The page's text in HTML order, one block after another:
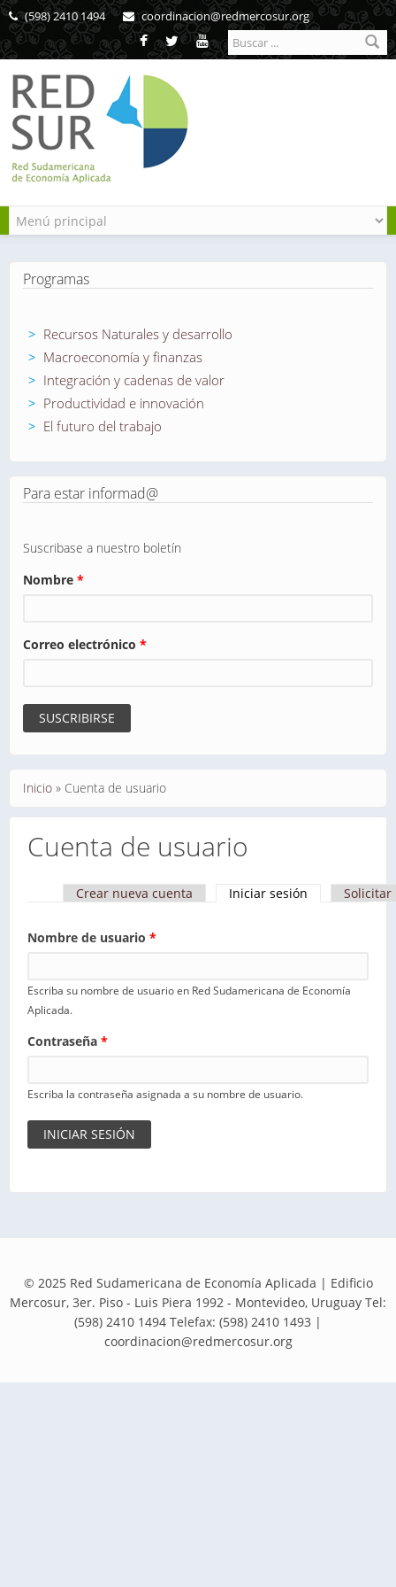
Pasar al contenido principal
(598) 2410 1494 coordinacion@redmercosur.org
Formulario de
búsqueda
Programas
Recursos Naturales y desarrollo
Macroeconomía y finanzas
Integración y cadenas de valor
Productividad e innovación
El futuro del trabajo
Para estar informad@
Suscribase a nuestro boletín
Nombre *
Correo electrónico *
Se encuentra usted aquí
Inicio » Cuenta de usuario
Cuenta de usuario
Solapas principales
Crear nueva cuenta Iniciar sesión (solapa activa)
Solicitar
Nombre de usuario *
Escriba su nombre de usuario en Red Sudamericana de Economía
Aplicada.
Contraseña *
Escriba la contraseña asignada a su nombre de usuario.
© 2025 Red Sudamericana de Economía Aplicada | Edificio
Mercosur, 3er. Piso - Luis Piera 1992 - Montevideo, Uruguay Tel:
(598) 2410 1494 Telefax: (598) 2410 1493 |
coordinacion@redmercosur.org